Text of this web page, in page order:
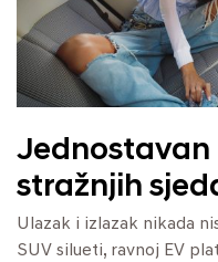
Jednostavan
stražnjih
Ulazak i izlazak nikada
SUV silueti, ravnoj EV